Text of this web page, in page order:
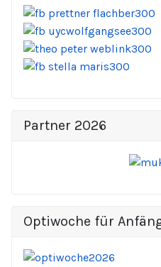
Partner 2026
Optiwoche für